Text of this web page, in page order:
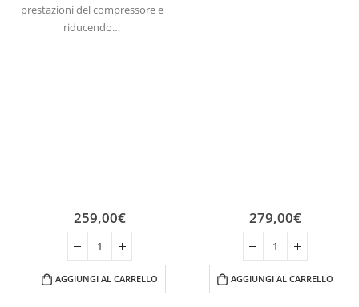
prestazioni del compressore e
riducendo…
259,00€
AGGIUNGI AL CARRELLO
279,00€
AGGIUNGI AL CARRELLO